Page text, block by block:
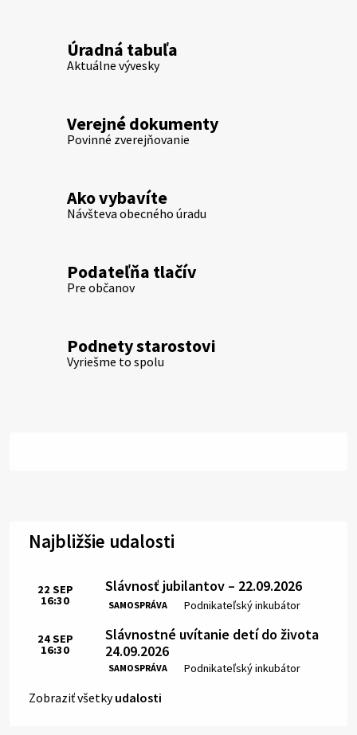
Úradná tabuľa
Aktuálne vývesky
Verejné dokumenty
Povinné zverejňovanie
Ako vybavíte
Návšteva obecného úradu
Podateľňa tlačív
Pre občanov
Podnety starostovi
Vyriešme to spolu
Najbližšie udalosti
Slávnosť jubilantov – 22.09.2026
SAMOSPRÁVA Miesto:
Podnikateľský inkubátor
Čas:
22 SEP
16:30
Slávnostné uvítanie detí do života
24.09.2026
SAMOSPRÁVA Miesto:
Podnikateľský inkubátor
Čas:
24SEP
16:30
Zobraziť všetkyudalosti